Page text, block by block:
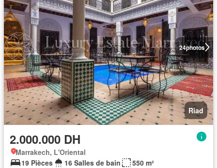
24photos
Riad
2.000.000 DH
Marrakech, L'Oriental
19 Pièces
16 Salles de bain
550 m²